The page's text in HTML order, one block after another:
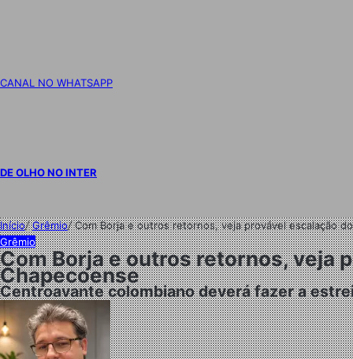
CANAL NO WHATSAPP
DE OLHO NO INTER
Início/Grêmio/Com Borja e outros retornos, veja provável escalação
Grêmio
Com Borja e outros retornos, veja
Chapecoense
Centroavante colombiano deverá fazer a